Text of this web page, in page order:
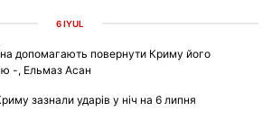
6 IYÜL
допомагають повернути Криму його
-, Ельмаз Асан
зазнали ударів у ніч на 6 липня